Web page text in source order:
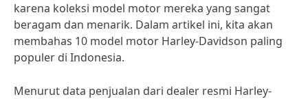
karena koleksi model motor mereka yang sangat
beragam dan menarik. Dalam artikel ini, kita akan
membahas 10 model motor Harley-Davidson paling
populer di Indonesia.
Menurut data penjualan dari dealer resmi Harley-